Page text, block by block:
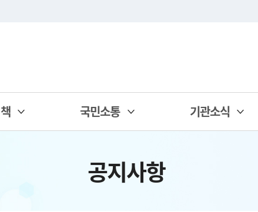
국민소통 기관소식
공지사항